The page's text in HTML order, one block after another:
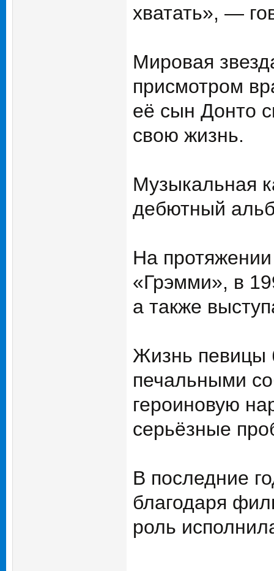
хватать», —
Мировая
присмотром
её сын Донто
свою жизнь.
Музыкальная
дебютный
На
«Грэмми», в
а также
Жизнь певицы
печальными
героиновую
серьёзные
В последние
благодаря
роль